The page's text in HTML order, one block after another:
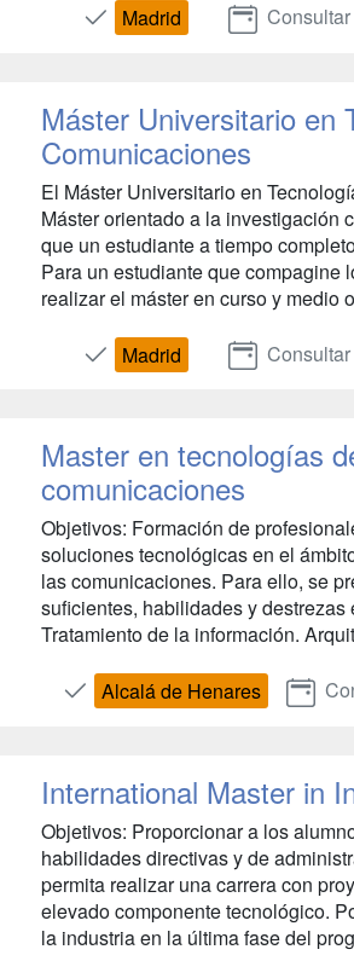
Madrid Consultar
Máster Universitario en
Comunicaciones
El Máster Universitario en
Máster orientado a la investigación
que un estudiante a tiempo
Para un estudiante que compagine
realizar el máster en curso y medio
Madrid Consultar
Master en tecnologías
comunicaciones
Objetivos: Formación de
soluciones tecnológicas en el
las comunicaciones. Para ello, se
suficientes, habilidades y
Tratamiento de la información.
Alcalá de Henares
International Master in
Objetivos: Proporcionar a los
habilidades directivas y de
permita realizar una carrera con
elevado componente tecnológico.
la industria en la última fase del